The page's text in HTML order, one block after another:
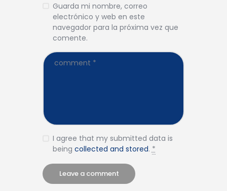
Guarda mi nombre, correo
electrónico y web en este
navegador para la próxima vez que
comente.
I agree that my submitted data is
being collected and stored.*